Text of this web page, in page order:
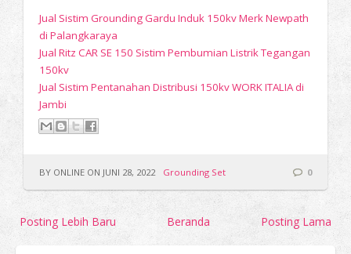
Jual Sistim Grounding Gardu Induk 150kv Merk Newpath
di Palangkaraya
Jual Ritz CAR SE 150 Sistim Pembumian Listrik Tegangan
150kv
Jual Sistim Pentanahan Distribusi 150kv WORK ITALIA di
Jambi
BY ONLINE ON JUNI 28, 2022 Grounding Set 0
Posting Lebih Baru Posting Lama
Beranda